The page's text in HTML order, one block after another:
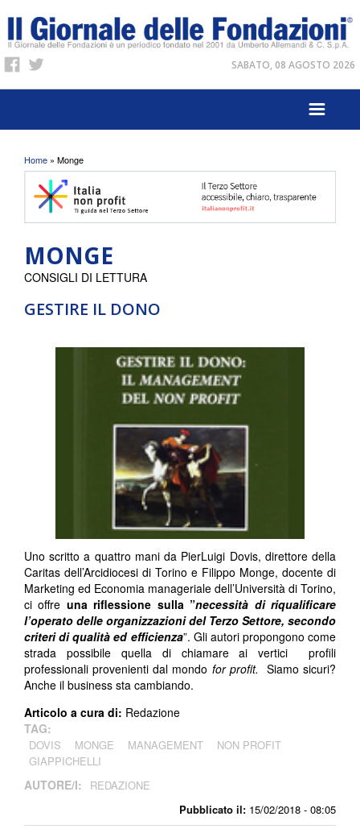
SABATO, 08 AGOSTO 2026
Tu sei qui
Home » Monge
MONGE
GESTIRE IL DONO
Pubblicato il: 15/02/2018 - 08:05
CONSIGLI DI LETTURA
Uno scritto a quattro mani da PierLuigi Dovis, direttore della
Caritas dell’Arcidiocesi di Torino e Filippo Monge, docente di
Marketing ed Economia manageriale dell’Università di Torino,
ci offre una riflessione sulla ”necessità di riqualificare
l’operato delle organizzazioni del Terzo Settore, secondo
criteri di qualità ed efficienza”. Gli autori propongono come
strada possibile quella di chiamare ai vertici profili
professionali provenienti dal mondo for profit. Siamo sicuri?
Anche il business sta cambiando.
Articolo a cura di: Redazione
TAG:
DOVIS MONGE MANAGEMENT
NON PROFIT
GIAPPICHELLI
AUTORE/I: REDAZIONE